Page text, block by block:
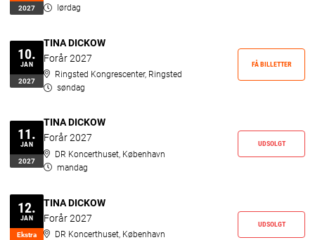
2027
lørdag
10.
JAN
2027
TINA DICKOW
Forår 2027
Ringsted Kongrescenter, Ringsted
søndag
FÅ BILLETTER
11.
JAN
2027
TINA DICKOW
Forår 2027
DR Koncerthuset, København
mandag
UDSOLGT
12.
JAN
Ekstr­a
TINA DICKOW
Forår 2027
DR Koncerthuset, København
UDSOLGT